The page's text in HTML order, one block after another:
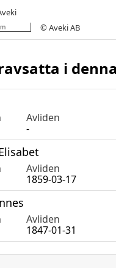
i
Avliden
-
Avliden
1859-03-17
Avliden
1847-01-31